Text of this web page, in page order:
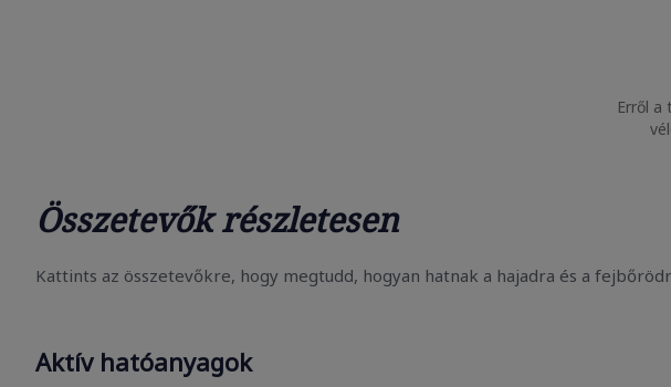
Erről a
Összetevők részletesen
Kattints az összetevőkre, hogy megtudd, hogyan hatnak a hajadra és a
Aktív hatóanyagok